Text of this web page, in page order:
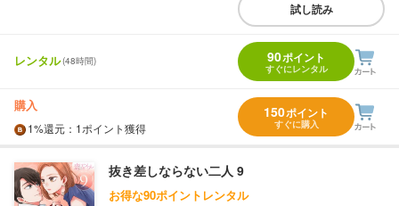
試し読み
レンタル(48時間) 90ポイント
すぐにレンタル
購入
1%還元 ：1ポイント獲得
150ポイント
すぐに購入
抜き差しならない二人 9
お得な90ポイントレンタル